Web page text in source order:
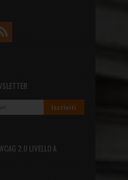
2.0 LIVELLO A